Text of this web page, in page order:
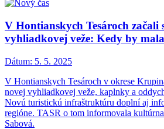
V Hontianskych Tesároch začali
vyhliadkovej veže: Kedy by
Dátum: 5. 5. 2025
V Hontianskych Tesároch v okrese
novej vyhliadkovej veže, kaplnky a
Novú turistickú infraštruktúru doplní aj
regióne. TASR o tom informovala
Sabová.